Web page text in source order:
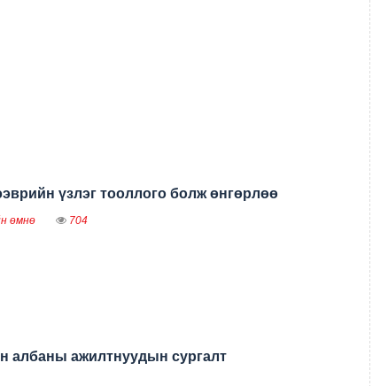
үзлэг тооллого болж өнгөрлөө
өмнө 704
албаны ажилтнуудын сургалт